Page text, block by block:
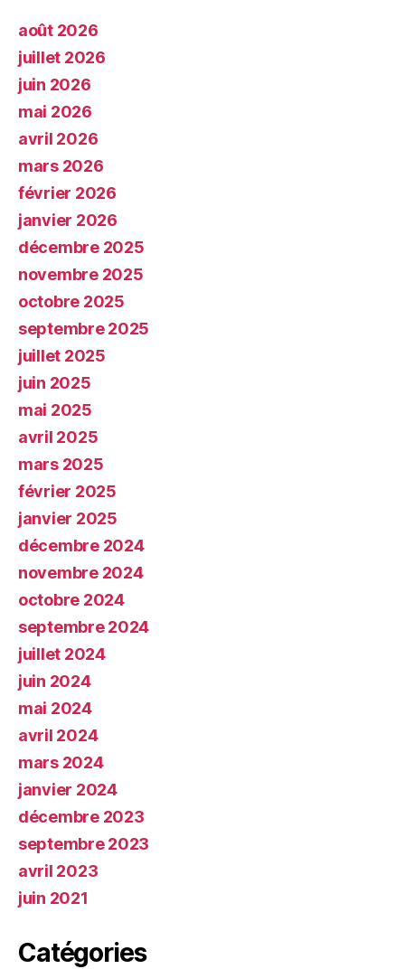
août 2026
juillet 2026
juin 2026
mai 2026
avril 2026
mars 2026
février 2026
janvier 2026
décembre 2025
novembre 2025
octobre 2025
septembre 2025
juillet 2025
juin 2025
mai 2025
avril 2025
mars 2025
février 2025
janvier 2025
décembre 2024
novembre 2024
octobre 2024
septembre 2024
juillet 2024
juin 2024
mai 2024
avril 2024
mars 2024
janvier 2024
décembre 2023
septembre 2023
avril 2023
juin 2021
Catégories